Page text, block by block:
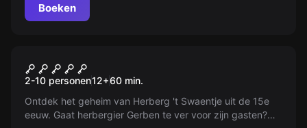
Boeken
Bar der Verleiding
2-10 personen12+60 min.
Ontdek het geheim van Herberg 't Swaentje uit de 15e
eeuw. Gaat herbergier Gerben te ver voor zijn gasten?